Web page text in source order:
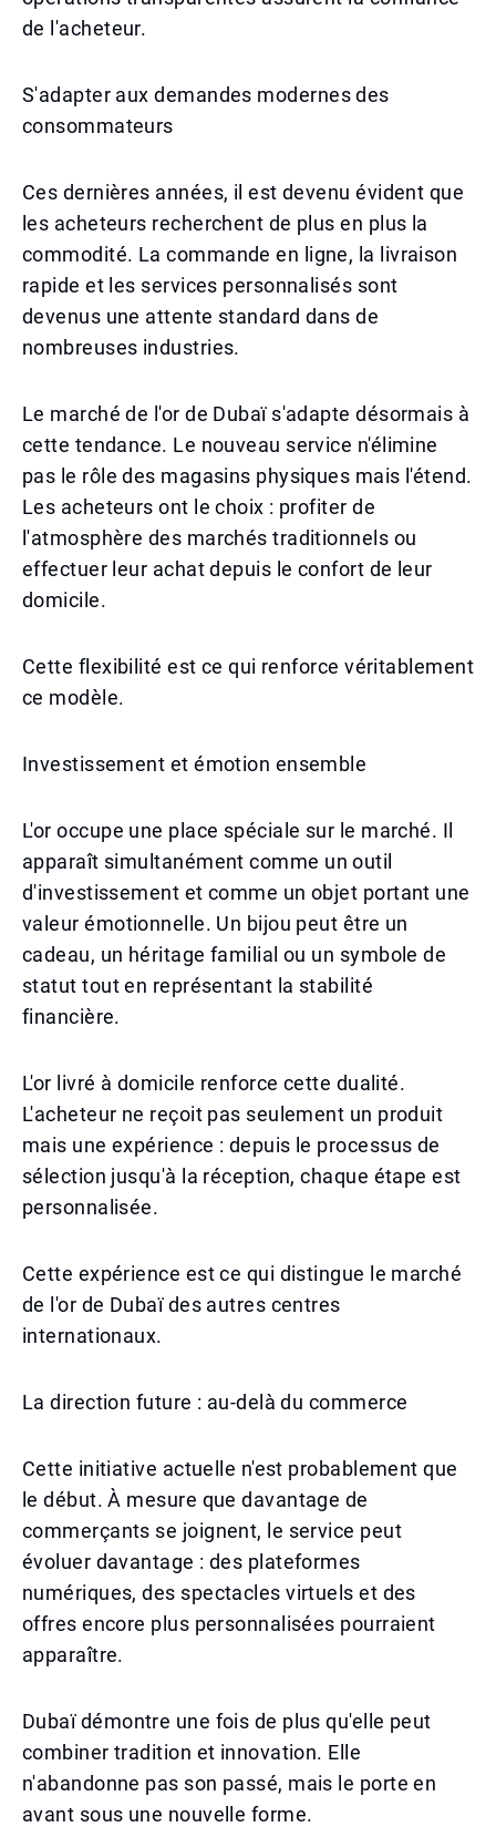
de l'acheteur.
S'adapter aux demandes modernes des
consommateurs
Ces dernières années, il est devenu évident que
les acheteurs recherchent de plus en plus la
commodité. La commande en ligne, la livraison
rapide et les services personnalisés sont
devenus une attente standard dans de
nombreuses industries.
Le marché de l'or de Dubaï s'adapte désormais à
cette tendance. Le nouveau service n'élimine
pas le rôle des magasins physiques mais l'étend.
Les acheteurs ont le choix : profiter de
l'atmosphère des marchés traditionnels ou
effectuer leur achat depuis le confort de leur
domicile.
Cette flexibilité est ce qui renforce véritablement
ce modèle.
Investissement et émotion ensemble
L'or occupe une place spéciale sur le marché. Il
apparaît simultanément comme un outil
d'investissement et comme un objet portant une
valeur émotionnelle. Un bijou peut être un
cadeau, un héritage familial ou un symbole de
statut tout en représentant la stabilité
financière.
L'or livré à domicile renforce cette dualité.
L'acheteur ne reçoit pas seulement un produit
mais une expérience : depuis le processus de
sélection jusqu'à la réception, chaque étape est
personnalisée.
Cette expérience est ce qui distingue le marché
de l'or de Dubaï des autres centres
internationaux.
La direction future : au-delà du commerce
Cette initiative actuelle n'est probablement que
le début. À mesure que davantage de
commerçants se joignent, le service peut
évoluer davantage : des plateformes
numériques, des spectacles virtuels et des
offres encore plus personnalisées pourraient
apparaître.
Dubaï démontre une fois de plus qu'elle peut
combiner tradition et innovation. Elle
n'abandonne pas son passé, mais le porte en
avant sous une nouvelle forme.